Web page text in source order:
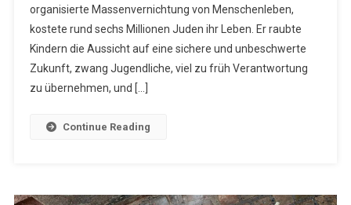
Uns
Alle
organisierte Massenvernichtung von Menschenleben,
kostete rund sechs Millionen Juden ihr Leben. Er raubte
Kindern die Aussicht auf eine sichere und unbeschwerte
Zukunft, zwang Jugendliche, viel zu früh Verantwortung
zu übernehmen, und […]
Continue Reading